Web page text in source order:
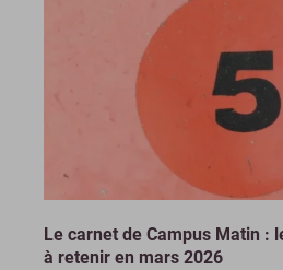
Le carnet de Campus Matin :
à retenir en mars 2026